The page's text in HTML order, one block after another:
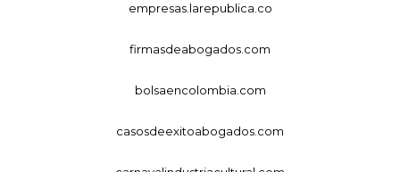
empresas.larepublica.co
firmasdeabogados.com
bolsaencolombia.com
casosdeexitoabogados.com